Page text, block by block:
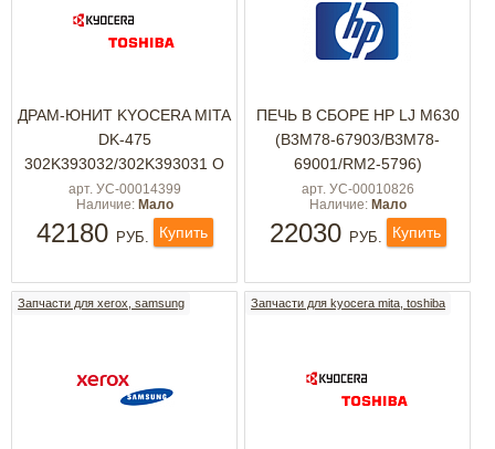
ДРАМ-ЮНИТ KYOCERA MITA
DK-475
302K393032/302K393031 O
арт. УС-00014399
Наличие: Мало
42180 РУБ. Купить
ПЕЧЬ В СБОРЕ HP LJ M630
(B3M78-67903/B3M78-
69001/RM2-5796)
арт. УС-00010826
Наличие: Мало
22030 РУБ. Купить
Запчасти для xerox, samsung Запчасти для kyocera mita, toshiba